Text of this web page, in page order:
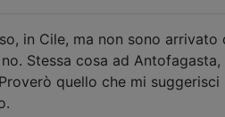
in Cile, ma non sono arrivato
Stessa cosa ad Antofagasta,
quello che mi suggerisci